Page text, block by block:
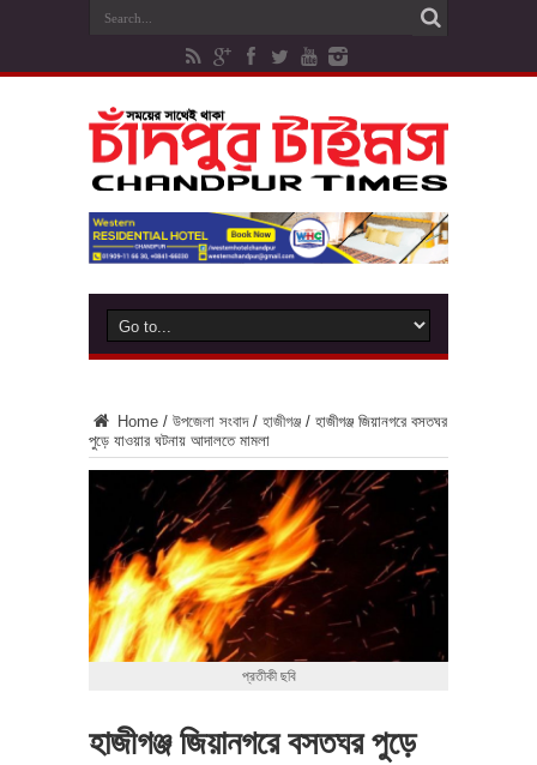
Home / উপজেলা সংবাদ / হাজীগঞ্জ / হাজীগঞ্জ জিয়ানগরে বসতঘর
পুড়ে যাওয়ার ঘটনায় আদালতে মামলা
প্রতীকী ছবি
হাজীগঞ্জ জিয়ানগরে বসতঘর পুড়ে